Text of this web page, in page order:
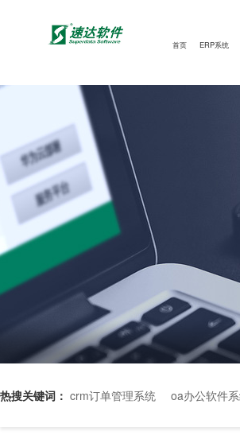
首页 ERP系统
热搜关键词： crm订单管理系统 oa办公软件